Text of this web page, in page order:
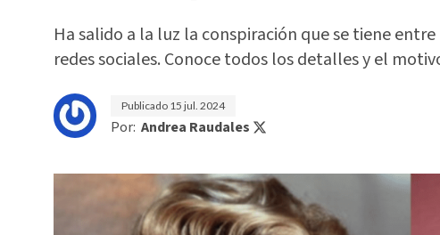
Ha salido a la luz la conspiración que se tiene
redes sociales. Conoce todos los detalles y el
Publicado 15 jul. 2024
Por: Andrea Raudales